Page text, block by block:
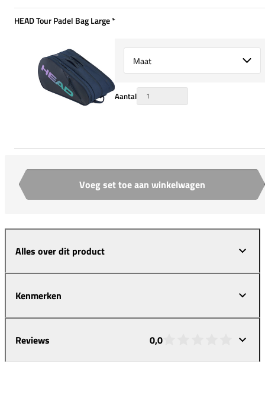
HEAD Tour Padel Bag Large*
Select {option} for {name}
Aantal
Aantal Voeg set toe aan winkelwagen
Alles over dit product
Kenmerken
Reviews 0,0